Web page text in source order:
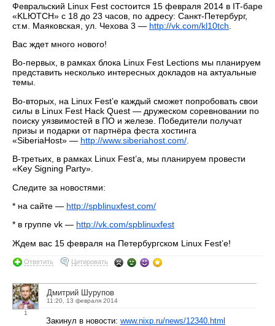
Февральский Linux Fest состоится 15 февраля 2014 в IT-баре
«KLЮTCH» с 18 до 23 часов, по адресу: Санкт-Петербург,
ст.м. Маяковская, ул. Чехова 3 — http://vk.com/kl10tch
Вас ждет много нового!
Во-первых, в рамках блока Linux Fest Lections мы планируем
представить несколько интересных докладов на актуальные
темы.
Во-вторых, на Linux Fest’е каждый сможет попробовать свои
силы в Linux Fest Hack Quest — дружеском соревновании по
поиску уязвимостей в ПО и железе. Победители получат
призы и подарки от партнёра феста хостинга
«SiberiaHost» — http://www.siberiahost.com/
В-третьих, в рамках Linux Fest’а, мы планируем провести
«Key Signing Party».
Следите за новостями:
* на сайте — http://spblinuxfest.com/
* в группе vk — http://vk.com/spblinuxfest
Ждем вас 15 февраля на Петербургском Linux Fest’е!
Ответить Цитировать
1
Дмитрий Шурупов
11:20, 13 февраля 2014
Закинул в новости: www.nixp.ru/news/12340.html